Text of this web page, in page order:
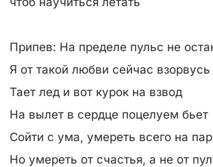
Припев: На пределе пульс не
Я от такой любви сейчас взорвусь
Тает лед и вот курок на взвод
На вылет в сердце поцелуем бьет
Сойти с ума, умереть всего на
Но умереть от счастья, а не от